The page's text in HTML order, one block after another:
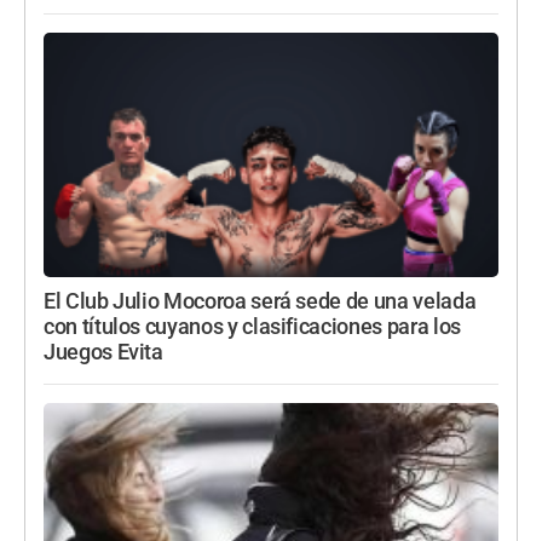
El Club Julio Mocoroa será sede de una velada
con títulos cuyanos y clasificaciones para los
Juegos Evita